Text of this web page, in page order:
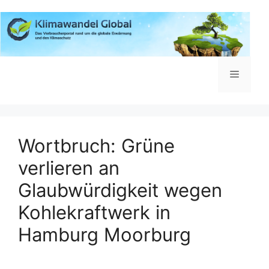
Inhalt
springen
Menü
Wortbruch: Grüne
verlieren an
Glaubwürdigkeit wegen
Kohlekraftwerk in
Hamburg Moorburg